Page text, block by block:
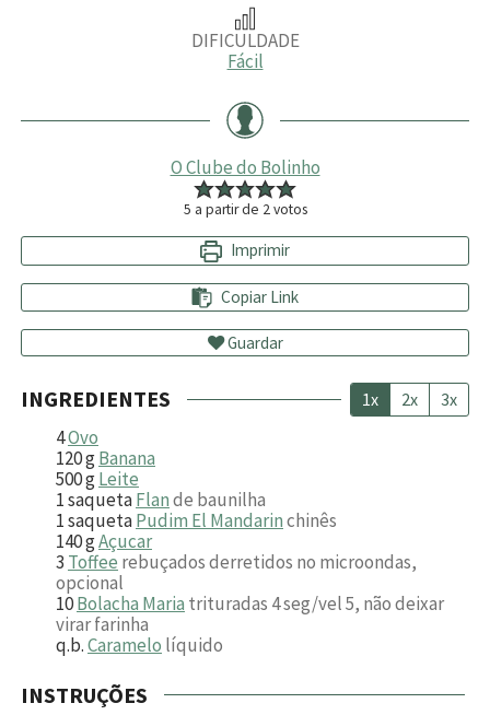
DIFICULDADE
Fácil
O Clube do Bolinho
5 a partir de 2votos
Imprimir
Copiar Link
Guardar
INGREDIENTES 1x 2x 3x
4Ovo
120gBanana
500gLeite
1saquetaFlande baunilha
1saquetaPudim El Mandarinchinês
140gAçucar
3 Toffee rebuçados derretidos no microondas,
opcional
10Bolacha Maria trituradas 4 seg/vel 5, não deixar
virar farinha
q.b.Caramelo líquido
INSTRUÇÕES